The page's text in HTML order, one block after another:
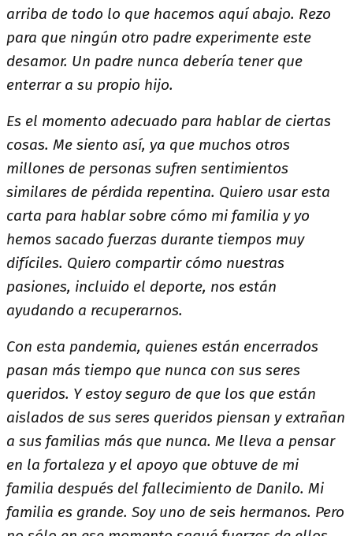
arriba de todo lo que hacemos aquí abajo. Rezo
para que ningún otro padre experimente este
desamor. Un padre nunca debería tener que
enterrar a su propio hijo.
Es el momento adecuado para hablar de ciertas
cosas. Me siento así, ya que muchos otros
millones de personas sufren sentimientos
similares de pérdida repentina. Quiero usar esta
carta para hablar sobre cómo mi familia y yo
hemos sacado fuerzas durante tiempos muy
difíciles. Quiero compartir cómo nuestras
pasiones, incluido el deporte, nos están
ayudando a recuperarnos.
Con esta pandemia, quienes están encerrados
pasan más tiempo que nunca con sus seres
queridos. Y estoy seguro de que los que están
aislados de sus seres queridos piensan y extrañan
a sus familias más que nunca. Me lleva a pensar
en la fortaleza y el apoyo que obtuve de mi
familia después del fallecimiento de Danilo. Mi
familia es grande. Soy uno de seis hermanos. Pero